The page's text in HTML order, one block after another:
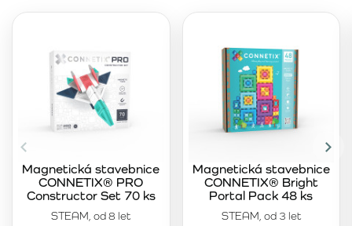
STEAM, od 8 let
Magnetická stavebnice
CONNETIX® PRO
Constructor Set 70 ks
STEAM, od 3 let
Magnetická stavebnice
CONNETIX® Bright
Portal Pack 48 ks